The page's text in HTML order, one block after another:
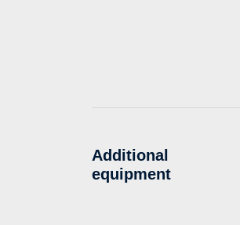
Additional
equipment